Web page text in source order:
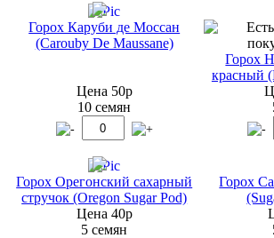
Горох Каруби де Моссан
(Carouby De Maussane)
Цена 50р
10 семян
Горох
красный
Горох Орегонский сахарный
стручок (Oregon Sugar Pod)
Цена 40р
5 семян
Горох